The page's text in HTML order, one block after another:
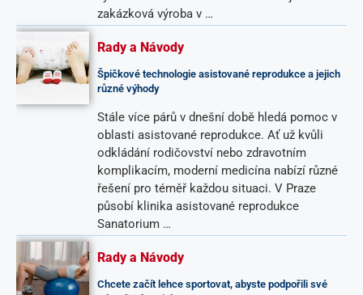
zakázková výroba v …
Rady a Návody
Špičkové technologie asistované reprodukce a jejich
různé výhody
Stále více párů v dnešní době hledá pomoc v
oblasti asistované reprodukce. Ať už kvůli
odkládání rodičovství nebo zdravotním
komplikacím, moderní medicína nabízí různé
řešení pro téměř každou situaci. V Praze
působí klinika asistované reprodukce
Sanatorium …
Rady a Návody
Chcete začít lehce sportovat, abyste podpořili své